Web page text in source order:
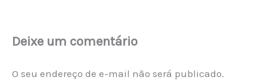
Deixe um comentário
O seu endereço de e-mail não será publicado.